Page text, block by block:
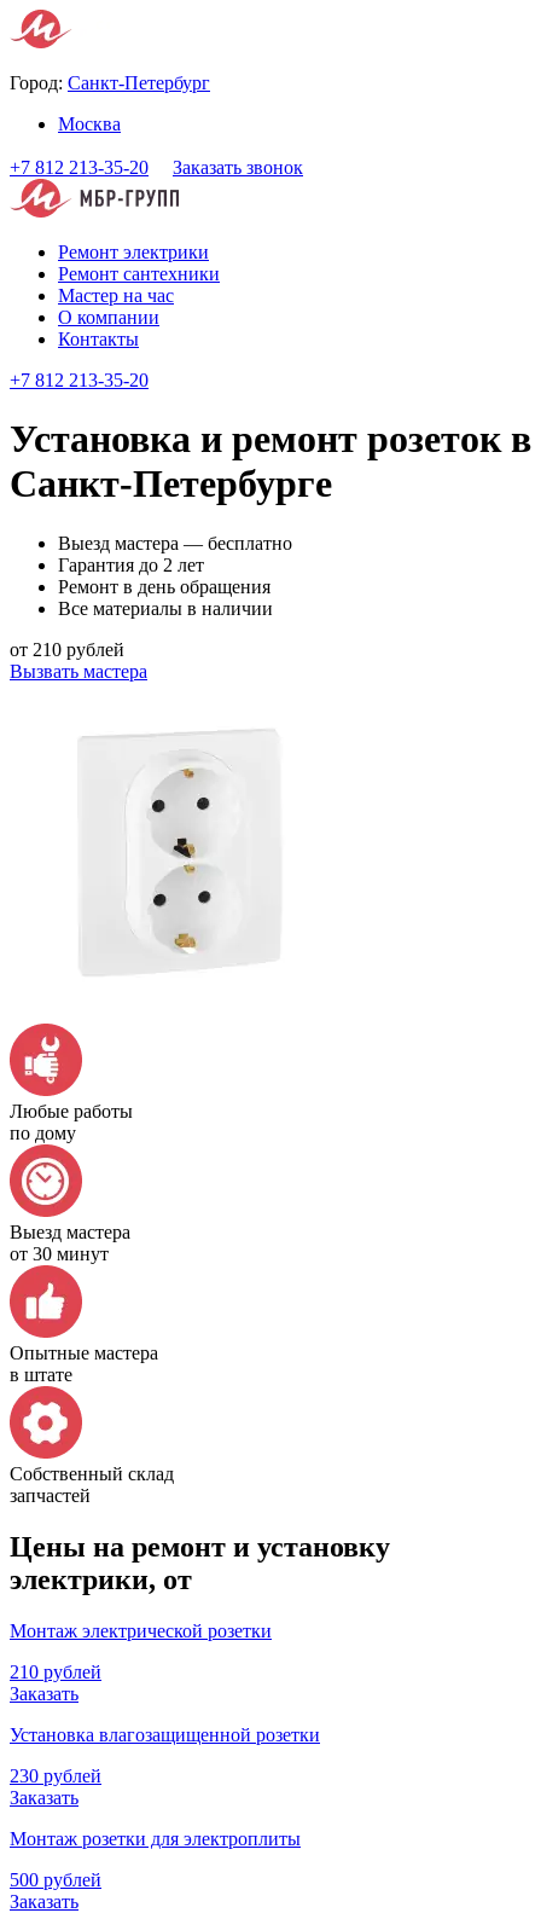
Город: Санкт-Петербург
Москва
+7 812 213-35-20 Заказать звонок
Ремонт электрики
Ремонт сантехники
Мастер на час
О компании
Контакты
+7 812 213-35-20
Установка и ремонт розеток в
Санкт-Петербурге
Выезд мастера — бесплатно
Гарантия до 2 лет
Ремонт в день обращения
Все материалы в наличии
от 210 рублей
Вызвать мастера
Любые работы
по дому
Выезд мастера
от 30 минут
Опытные мастера
в штате
Собственный склад
запчастей
Цены на ремонт и установку
электрики, от
Монтаж электрической розетки
210 рублей
Заказать
Установка влагозащищенной розетки
230 рублей
Заказать
Монтаж розетки для электроплиты
500 рублей
Заказать